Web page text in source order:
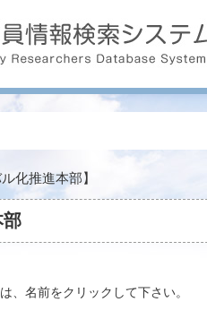
化推進本部】
部
、名前をクリックして下さい。